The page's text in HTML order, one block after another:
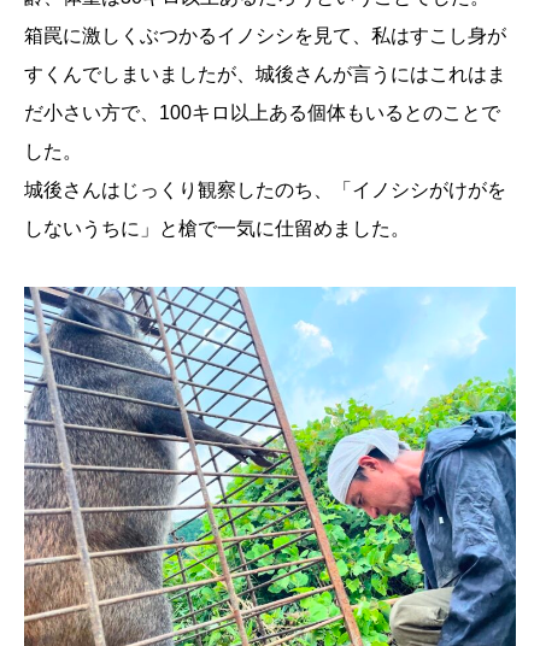
箱罠に激しくぶつかるイノシシを見て、私はすこし身が
すくんでしまいましたが、城後さんが言うにはこれはま
だ小さい方で、100キロ以上ある個体もいるとのことで
した。
城後さんはじっくり観察したのち、「イノシシがけがを
しないうちに」と槍で一気に仕留めました。